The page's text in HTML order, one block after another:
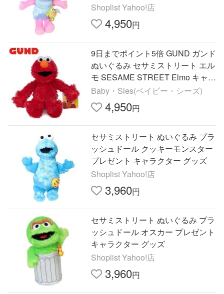
Shoplist Yahoo!店
4,950円
9日までポイント5倍 GUND ガンド
ぬいぐるみ セサミストリート エル
モ SESAME STREET Elmo キャラ
クター 人気 ブランド ギフト 贈り
物 プレゼントに最適
Baby・Sies(ベイビー・シーズ)
4,950円
セサミストリート ぬいぐるみ プラ
ッシュドール クッキーモンスター
プレゼント キャラクター グッズ
Shoplist Yahoo!店
3,960円
セサミストリート ぬいぐるみ プラ
ッシュドール オスカー プレゼント
キャラクター グッズ
Shoplist Yahoo!店
3,960円